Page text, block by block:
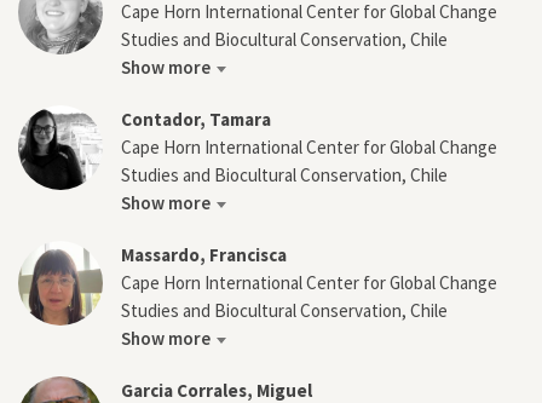
Cape Horn International Center for Global Change
Studies and Biocultural Conservation, Chile
Show more
Contador, Tamara
Cape Horn International Center for Global Change
Studies and Biocultural Conservation, Chile
Show more
Massardo, Francisca
Cape Horn International Center for Global Change
Studies and Biocultural Conservation, Chile
Show more
Garcia Corrales, Miguel